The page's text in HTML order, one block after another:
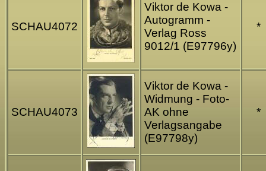
SCHAU4072
Viktor de Kowa -
Autogramm -
Verlag Ross
9012/1 (E97796y)
*
SCHAU4073
Viktor de Kowa -
Widmung - Foto-
AK ohne
Verlagsangabe
(E97798y)
*